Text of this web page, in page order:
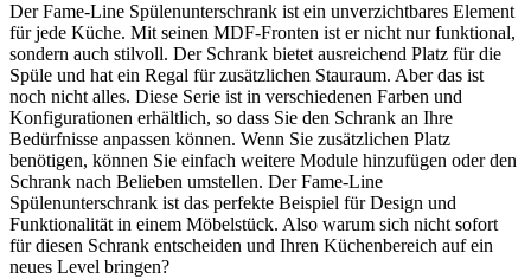
Der Fame-Line Spülenunterschrank ist ein unverzichtbares Element
für jede Küche. Mit seinen MDF-Fronten ist er nicht nur funktional,
sondern auch stilvoll. Der Schrank bietet ausreichend Platz für die
Spüle und hat ein Regal für zusätzlichen Stauraum. Aber das ist
noch nicht alles. Diese Serie ist in verschiedenen Farben und
Konfigurationen erhältlich, so dass Sie den Schrank an Ihre
Bedürfnisse anpassen können. Wenn Sie zusätzlichen Platz
benötigen, können Sie einfach weitere Module hinzufügen oder den
Schrank nach Belieben umstellen. Der Fame-Line
Spülenunterschrank ist das perfekte Beispiel für Design und
Funktionalität in einem Möbelstück. Also warum sich nicht sofort
für diesen Schrank entscheiden und Ihren Küchenbereich auf ein
neues Level bringen?